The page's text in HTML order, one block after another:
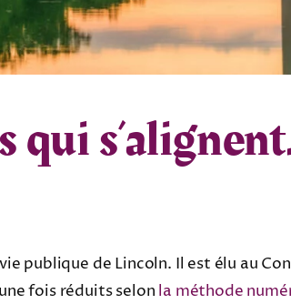
qui
publique de Lincoln. Il est élu au
fois réduits selon la méthode